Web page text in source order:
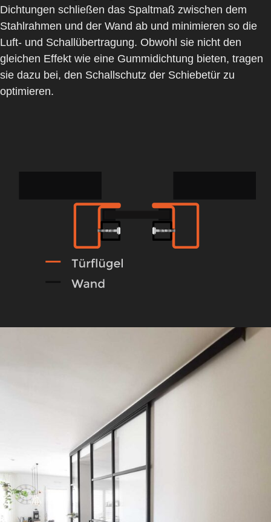
Dichtungen schließen das Spaltmaß zwischen dem
Stahlrahmen und der Wand ab und minimieren so die
Luft- und Schallübertragung. Obwohl sie nicht den
gleichen Effekt wie eine Gummidichtung bieten, tragen
sie dazu bei, den Schallschutz der Schiebetür zu
optimieren.